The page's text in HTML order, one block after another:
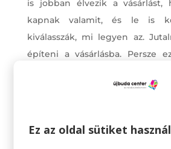
is jobban élvezik a vásárlást,
kapnak valamit, és le is
kiválasszák, mi legyen az.
építeni a vásárlásba. Persze
kiabálsz, amíg az üzletben
Ez az oldal sütiket használ